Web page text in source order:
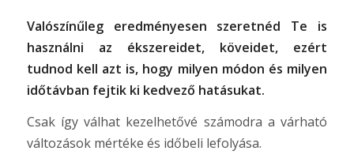
Valószínűleg eredményesen szeretnéd Te is
használni az ékszereidet, köveidet, ezért
tudnod kell azt is, hogy milyen módon és milyen
időtávban fejtik ki kedvező hatásukat.
Csak így válhat kezelhetővé számodra a várható
változások mértéke és időbeli lefolyása.